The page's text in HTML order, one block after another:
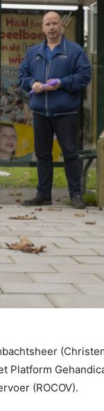
Platform
(ROCOV).